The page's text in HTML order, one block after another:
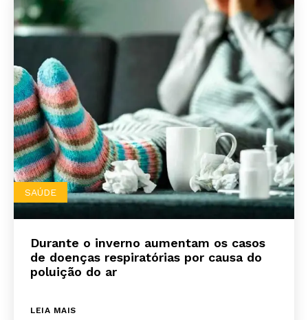
SAÚDE
Durante o inverno aumentam os casos
de doenças respiratórias por causa do
poluição do ar
LEIA MAIS